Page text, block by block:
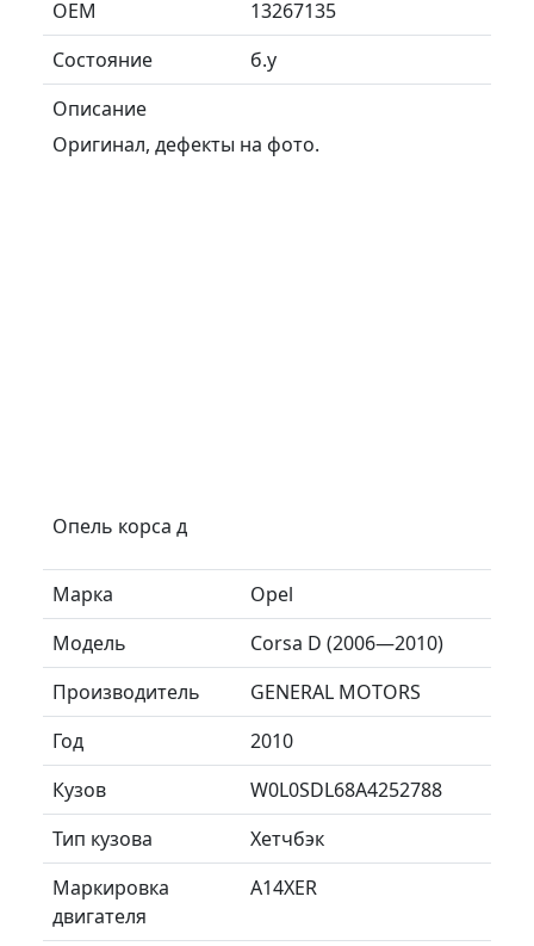
ОЕМ
13267135
Состояние
б.у
Описание
Оригинал, дефекты на фото.
Опель корса д
Марка
Opel
Модель
Corsa D (2006—2010)
Производитель
GENERAL MOTORS
Год
2010
Кузов
W0L0SDL68A4252788
Тип кузова
Хетчбэк
Маркировка
двигателя
A14XER